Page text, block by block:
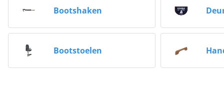
Bootshaken
Bootstoelen